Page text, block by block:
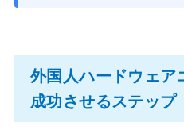
外国人ハードウェア
成功させるステップ